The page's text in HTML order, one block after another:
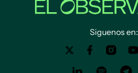
Siguenos en: